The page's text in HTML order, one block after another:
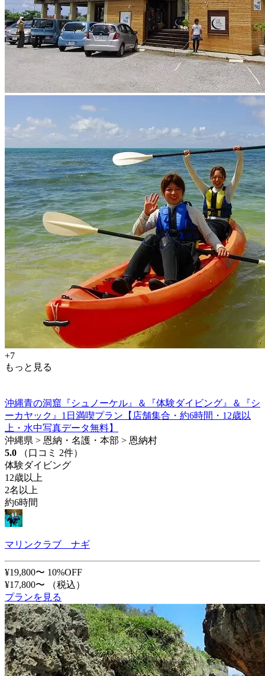
+7
もっと見る
沖縄青の洞窟『シュノーケル』＆『体験ダイビング』＆『シ
ーカヤック』1日満喫プラン【店舗集合・約6時間・12歳以
上・水中写真データ無料】
沖縄県 > 恩納・名護・本部 > 恩納村
5.0
（口コミ 2件）
体験ダイビング
12歳以上
2名以上
約6時間
マリンクラブ ナギ
¥19,800〜 10%OFF
¥17,800〜
（税込）
プランを見る